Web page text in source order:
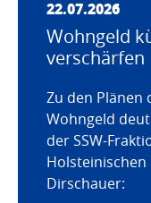
22.07.2026
Wohngeld
verschärfen
Zu den Plänen
Wohngeld
der SSW-
Holsteinischen
Dirschauer: